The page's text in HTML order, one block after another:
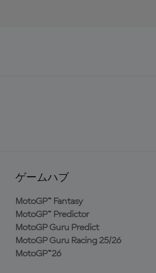
ゲームハブ
MotoGP™ Fantasy
MotoGP™ Predictor
MotoGP Guru Predict
MotoGP Guru Racing 25/26
MotoGP™26